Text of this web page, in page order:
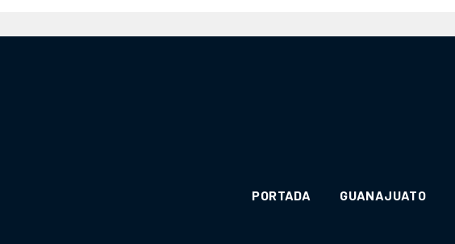
PORTADA GUANAJUATO